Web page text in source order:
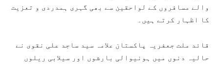
والے مسافروں کے لواحقین سے بھی گہری ہمدردی و تعزیت
کا اظہار کرتے ہیں۔
قائد ملت جعفریہ پاکستان علامہ سید ساجد علی نقوی نے
حالیہ دنوں میں ہونیوالی بارشوں اور سیلابی ریلوں